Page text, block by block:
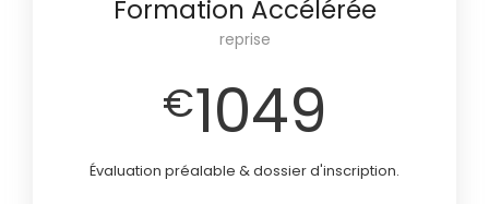
Formation Accélérée
reprise
€1049
Évaluation préalable & dossier d'inscription.